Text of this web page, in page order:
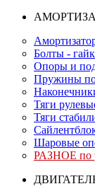
Болты -
Опоры и
Пружины
Тяги
Тяги
Шаровые
РАЗНОЕ по